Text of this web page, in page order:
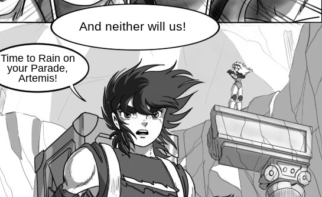
And neither will us!
Time to Rain on
your Parade,
Artemis!